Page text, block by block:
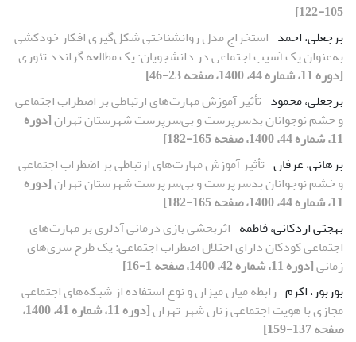
105-122]
برجعلی، احمد استخراج مدل روانشناختی شکل‌گیری افکار خودکشی
به‌عنوان یک آسیب اجتماعی در دانشجویان: یک مطالعه گراندد تئوری
[دوره 11، شماره 44، 1400، صفحه 23-46]
برجعلی، محمود تأثیر آموزش مهارت‌های ارتباطی بر اضطراب اجتماعی
و خشم نوجوانان بدسرپرست و بی‌سرپرست شهرستان تهران[دوره
11، شماره 44، 1400، صفحه 165-182]
برهانی، عرفان تأثیر آموزش مهارت‌های ارتباطی بر اضطراب اجتماعی
و خشم نوجوانان بدسرپرست و بی‌سرپرست شهرستان تهران[دوره
11، شماره 44، 1400، صفحه 165-182]
بهجتی اردکانی، فاطمه اثربخشی بازی درمانی آدلری بر مهارت‌های
اجتماعی کودکان دارای اختلال اضطراب اجتماعی: یک طرح سری‌های
زمانی[دوره 11، شماره 42، 1400، صفحه 1-16]
بوربور، اکرم رابطه میان میزان و نوع استفاده از شبکه‌های اجتماعی
مجازی با هویت اجتماعی زنان شهر تهران
[دوره 11، شماره 41، 1400،
صفحه 137-159]